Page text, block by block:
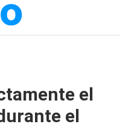
el
el